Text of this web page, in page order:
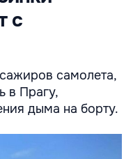
с
самолета,
в Прагу,
дыма на борту.